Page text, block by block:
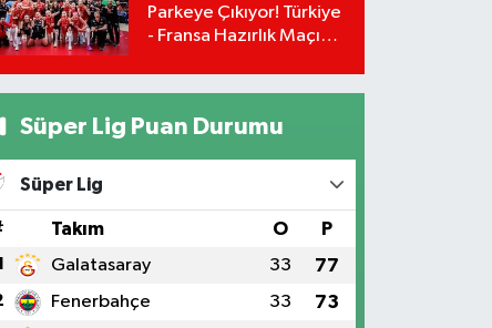
Parkeye Çıkıyor! Türkiye
- Fransa Hazırlık Maçı
Süper Lig Puan Durumu
Süper Lig
Takım O P
Galatasaray 33 77
Fenerbahçe 33 73